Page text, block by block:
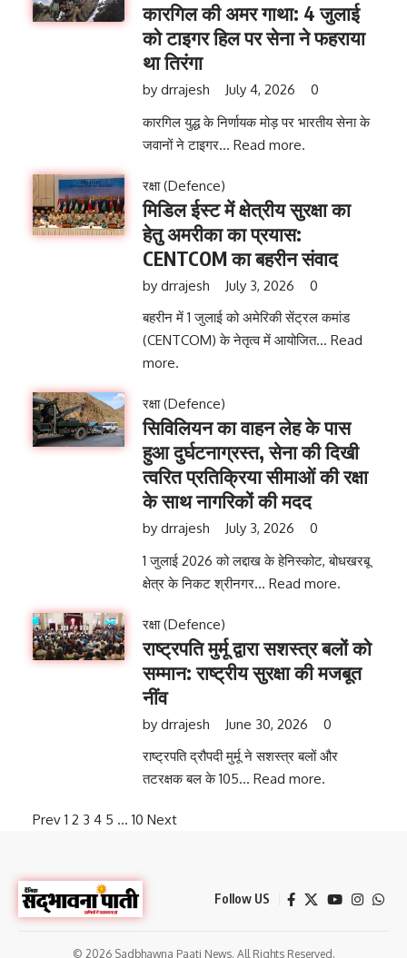
कारगिल की अमर गाथा: 4 जुलाई
को टाइगर हिल पर सेना ने फहराया
था तिरंगा
bydrrajesh July 4, 2026
0
कारगिल युद्ध के निर्णायक मोड़ पर भारतीय सेना के
जवानों ने टाइगर...Read more.
रक्षा (Defence)
मिडिल ईस्ट में क्षेत्रीय सुरक्षा का
हेतु अमरीका का प्रयास:
CENTCOM का बहरीन संवाद
bydrrajesh July 3, 2026
0
बहरीन में 1 जुलाई को अमेरिकी सेंट्रल कमांड
(CENTCOM) के नेतृत्व में आयोजित...Read
more.
रक्षा (Defence)
सिविलियन का वाहन लेह के पास
हुआ दुर्घटनाग्रस्त, सेना की दिखी
त्वरित प्रतिक्रिया सीमाओं की रक्षा
के साथ नागरिकों की मदद
bydrrajesh July 3, 2026
0
1 जुलाई 2026 को लद्दाख के हेनिस्कोट, बोधखरबू
क्षेत्र के निकट श्रीनगर...Read more.
रक्षा (Defence)
राष्ट्रपति मुर्मू द्वारा सशस्त्र बलों को
सम्मान: राष्ट्रीय सुरक्षा की मजबूत
नींव
bydrrajesh June 30, 2026
0
राष्ट्रपति द्रौपदी मुर्मू ने सशस्त्र बलों और
तटरक्षक बल के 105...Read more.
Prev 1 2 3 4 5 … 10 Next
Follow US
© 2026 Sadbhawna Paati News. All Rights Reserved.